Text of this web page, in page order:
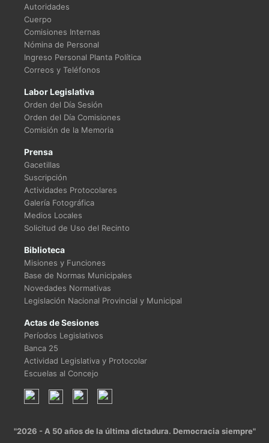
Autoridades
Cuerpo
Comisiones Internas
Nómina de Personal
Ingreso Personal Planta Política
Correos y Teléfonos
Labor Legislativa
Orden del Día Sesión
Orden del Día Comisiones
Comisión de la Memoria
Prensa
Gacetillas
Suscripción
Actividades Protocolares
Galería Fotográfica
Medios Locales
Solicitud de Uso del Recinto
Biblioteca
Misiones y Funciones
Base de Normas Municipales
Novedades Normativas
Legislación Nacional Provincial y Municipal
Actas de Sesiones
Períodos Legislativos
Banca 25
Actividad Legislativa y Protocolar
Escuelas al Concejo
"2026 - A 50 años de la última dictadura. Democracia siempre"